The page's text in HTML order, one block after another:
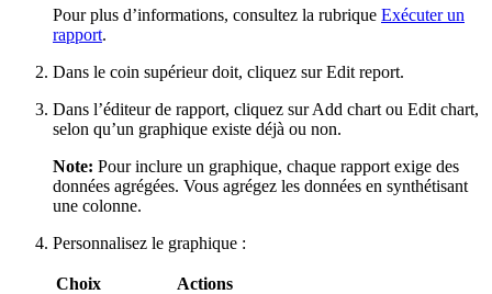
Pour plus d’informations, consultez la rubrique Exécuter un
rapport.
Dans le coin supérieur doit, cliquez surEdit report.
Dans l’éditeur de rapport, cliquez surAdd chart ou Edit chart,
selon qu’un graphique existe déjà ou non.
Note: Pour inclure un graphique, chaque rapport exige des
données agrégées. Vous agrégez les données en synthétisant
une colonne.
Personnalisez le graphique :
Choix Actions